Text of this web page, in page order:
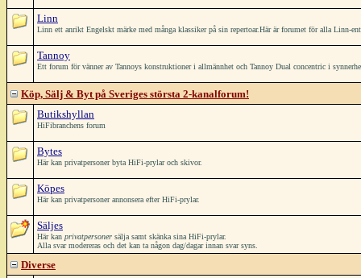
Linn
Linn ett anrikt Engelskt märke med många klassiker på sin repertoar.Här är forumet för alla Linn-
Tannoy
Ett forum för vänner av Tannoys konstruktioner i allmännhet och Tannoy Dual concentric i
Köp, Sälj & Byt på Sveriges största 2-kanalforum!
Butikshyllan
HiFibranchens forum
Bytes
Här kan privatpersoner byta HiFi-prylar och skivor.
Köpes
Här kan privatpersoner annonsera efter HiFi-prylar.
Säljes
Här kan privatpersoner sälja samt skänka sina HiFi-prylar.
Alla svar modereras och det kan ta någon dag/dagar innan svar syns.
Diverse